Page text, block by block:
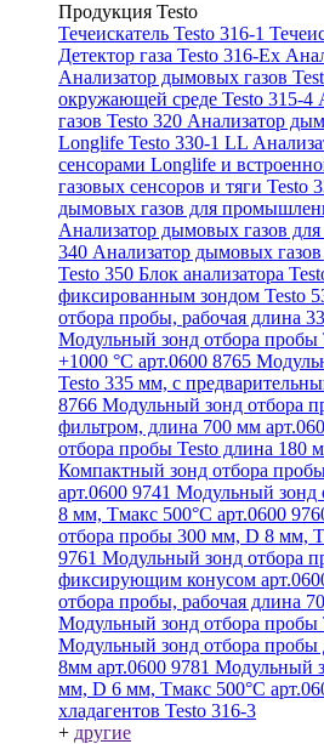
Продукция Testo
Течеискатель Testo 316-1
Детектор газа Testo 316-Ex
Анализатор дымовых газов
окружающей среде Testo 315-4
газов Testo 320 Анализатор
Longlife Testo 330-1 LL
сенсорами Longlife и
газовых сенсоров и тяги Testo
дымовых газов для
Анализатор дымовых газов
340 Анализатор дымовых
Testo 350 Блок анализатора
фиксированным зондом Testo
отбора пробы, рабочая длина
Модульный зонд отбора пробы
+1000 °С арт.0600 8765
Testo 335 мм, с
8766 Модульный зонд отбора
фильтром, длина 700 мм
отбора пробы Testo длина 180
Компактный зонд отбора
арт.0600 9741 Модульный зонд
8 мм, Tмакс 500°С арт.0600
отбора пробы 300 мм, D 8 мм,
9761 Модульный зонд отбора
фиксирующим конусом
отбора пробы, рабочая длина
Модульный зонд отбора пробы
Модульный зонд отбора пробы
8мм арт.0600 9781 Модульный
мм, D 6 мм, Tмакс 500°С
хладагентов Testo 316-3
+ другие